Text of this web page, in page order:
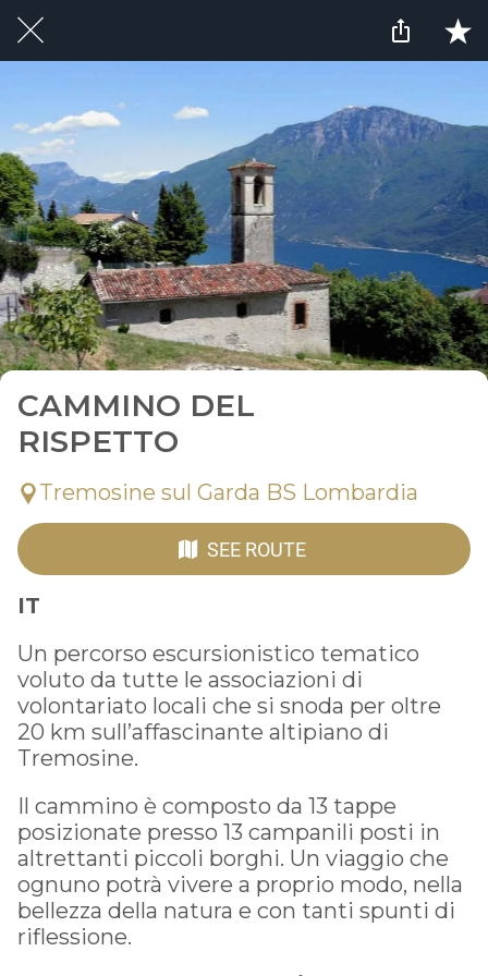
CAMMINO DEL
RISPETTO
Tremosine sul Garda BS Lombardia
SEE ROUTE
IT
Un percorso escursionistico tematico
voluto da tutte le associazioni di
volontariato locali che si snoda per oltre
20 km sull’affascinante altipiano di
Tremosine.
Il cammino è composto da 13 tappe
posizionate presso 13 campanili posti in
altrettanti piccoli borghi. Un viaggio che
ognuno potrà vivere a proprio modo, nella
bellezza della natura e con tanti spunti di
riflessione.